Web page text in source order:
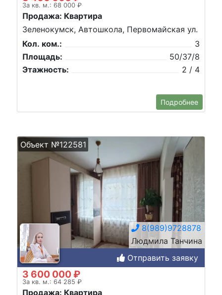
За кв. м.: 68 000 ₽
Продажа: Квартира
Зеленокумск, Автошкола, Первомайская ул.
Кол. ком.:
3
Площадь:
50/37/8
Этажность:
2 / 4
Подробнее
Объект №122581
8(989)9728878
Людмила Танчина
Отправить заявку
3 600 000 ₽
За кв. м.: 64 285 ₽
Продажа: Квартира